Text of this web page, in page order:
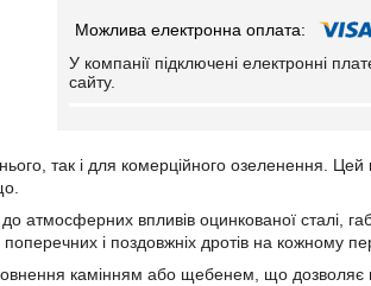
У компанії підключені електронні
сайту.
так і для комерційного озеленення.
атмосферних впливів оцинкованої сталі,
і поздовжніх дротів на кожному
камінням або щебенем, що